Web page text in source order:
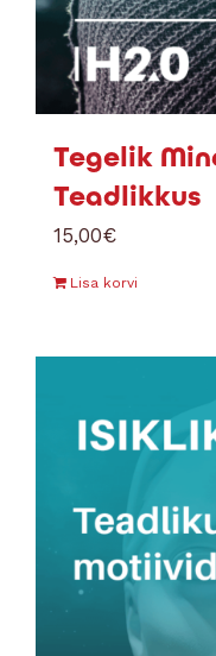
Tegelik
Teadlikkus
15,00€
Lisa korvi